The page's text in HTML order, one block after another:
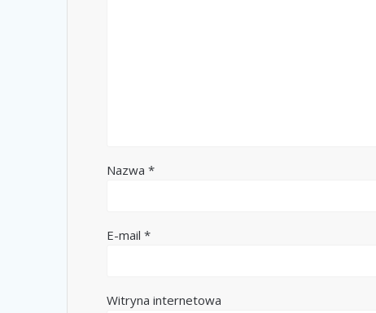
Nazwa*
E-mail*
Witryna internetowa